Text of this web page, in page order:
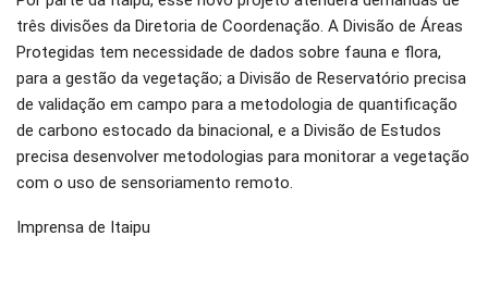
três divisões da Diretoria de Coordenação. A Divisão de Áreas
Protegidas tem necessidade de dados sobre fauna e flora,
para a gestão da vegetação; a Divisão de Reservatório precisa
de validação em campo para a metodologia de quantificação
de carbono estocado da binacional, e a Divisão de Estudos
precisa desenvolver metodologias para monitorar a vegetação
com o uso de sensoriamento remoto.
Imprensa de Itaipu